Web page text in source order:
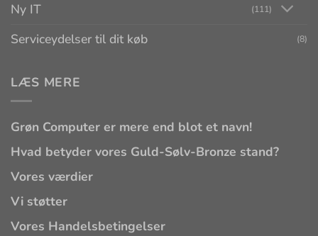
Ny IT (111)
Serviceydelser til dit køb (8)
LÆS MERE
Grøn Computer er mere end blot et navn!
Hvad betyder vores Guld-Sølv-Bronze stand?
Vores værdier
Vi støtter
Vores Handelsbetingelser